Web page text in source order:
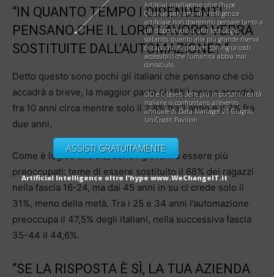
“IN QUANTO TEMPO I DIPENDENTI
PENSANO CHE IL LORO LAVORO VERRÀ
SOSTITUITE DALL’AUTOMAZIONE? “
Detto questo sono pochi gli italiani che pensano che ciò
accadrà a breve, la maggior parte (il 18%) pensa accadrà
fra 10 anni circa mentre solo il 2,8% fra 1 anno e il 7% fra
due anni.
Come è logico che sia, sono i giovani a essere più
preoccupati: teme di essere sostituito il 68% dei ragazzi
nella fascia 16-24, ma dai 45 anni in su ci crede solo il
31%, meno della metà. Tra i 25 e 34 anni l’automazione
preoccupa il 47,5% degli italiani, nella successiva fascia
35-44 il 44,6%.
“SE LA RISPOSTA È SÌ, LA TUA AZIENDA
Artificial intelligence oltre l’hype
Quando parliamo di intelligenza
artificiale non dovremmo pensare tanto a
un dispositivo o a una tecnologia
soltanto, quanto alla più grande riserva
di capacità di problem solving (a costi
accessibili) che l’umanità abbia mai
conosciuto.
ASSISTI GRATUITAMENTE
Artificial Intelligence oltre l'hype www.WeChangeIT.it
CIO e C-Levels delle più importanti realtà
italiane si confrontano all'evento
annuale di Data Manager 21 Giugno,
UniCredit Pavilion